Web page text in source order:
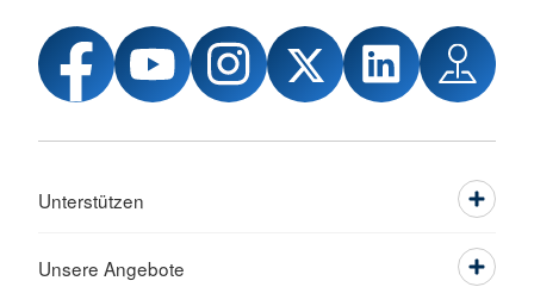
Unterstützen
Unsere Angebote